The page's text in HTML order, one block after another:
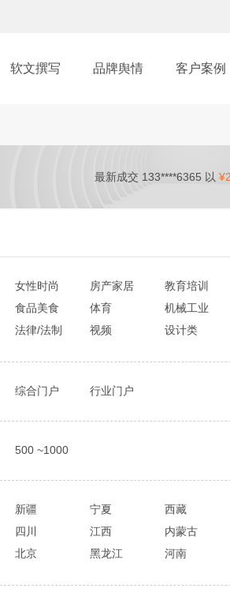
软文撰写 品牌舆情 客户案例
最新成交 133****6365 以
女性时尚 房产家居 教育培训
食品美食 体育 机械工业
法律/法制 视频 设计类
综合门户 行业门户
500 ~1000
新疆 宁夏 西藏
四川 江西 内蒙古
北京 黑龙江 河南